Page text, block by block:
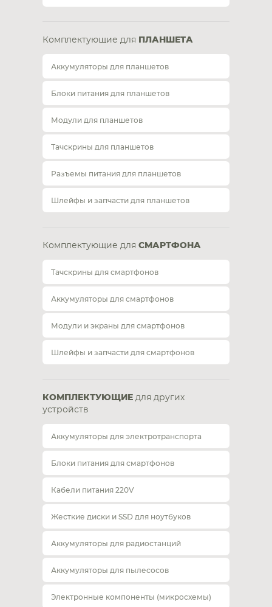
Комплектующие для ПЛАНШЕТА
Аккумуляторы для планшетов
Блоки питания для планшетов
Модули для планшетов
Тачскрины для планшетов
Разъемы питания для планшетов
Шлейфы и запчасти для планшетов
Комплектующие для СМАРТФОНА
Тачскрины для смартфонов
Аккумуляторы для смартфонов
Модули и экраны для смартфонов
Шлейфы и запчасти для смартфонов
КОМПЛЕКТУЮЩИЕ для других
устройств
Аккумуляторы для электротранспорта
Блоки питания для смартфонов
Кабели питания 220V
Жесткие диски и SSD для ноутбуков
Аккумуляторы для радиостанций
Аккумуляторы для пылесосов
Электронные компоненты (микросхемы)